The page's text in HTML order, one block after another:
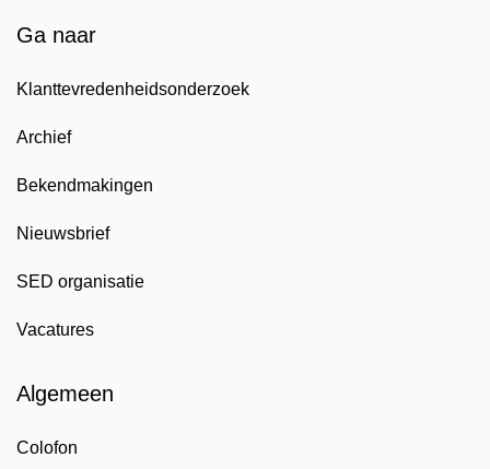
Ga naar
Klanttevredenheidsonderzoek
Archief
Bekendmakingen
Nieuwsbrief
SED organisatie
Vacatures
Algemeen
Colofon